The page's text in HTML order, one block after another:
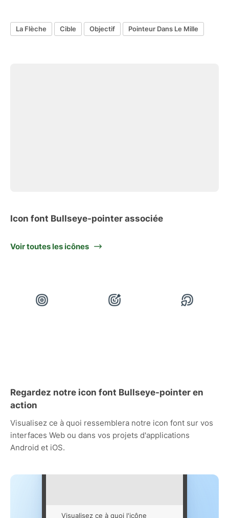
La Flèche Cible Objectif Pointeur Dans Le Mille
Icon font Bullseye-pointer associée
Voir toutes les icônes
Regardez notre icon font Bullseye-pointer en
action
Visualisez ce à quoi ressemblera notre icon font sur vos
interfaces Web ou dans vos projets d'applications
Android et iOS.
Visualisez ce à quoi l'icône